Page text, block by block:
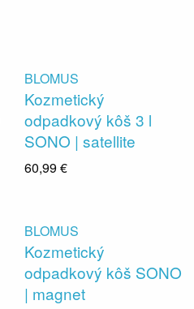
BLOMUS
Kozmetický
odpadkový kôš 3 l
SONO | satellite
60,99 €
BLOMUS
Kozmetický
odpadkový kôš SONO
| magnet